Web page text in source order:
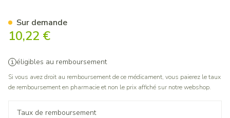
10,22 €
éligibles au remboursement
Si vous avez droit au remboursement de ce médicament, vous paierez le taux
de remboursement en pharmacie et non le prix affiché sur notre webshop.
Taux de remboursement
Sur demande